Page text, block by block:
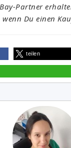
Partner
Du einen
teilen